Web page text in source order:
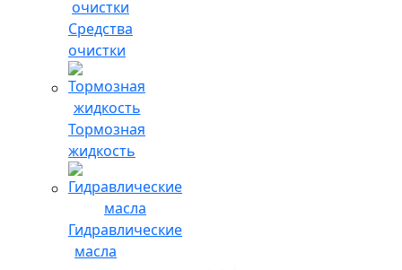
Средства
очистки
Тормозная
жидкость
Гидравлические
масла